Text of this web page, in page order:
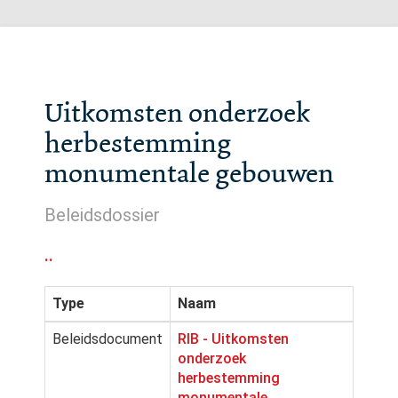
Uitkomsten onderzoek
herbestemming
monumentale gebouwen
Beleidsdossier
..
Type Naam
Beleidsdocument
RIB - Uitkomsten
onderzoek
herbestemming